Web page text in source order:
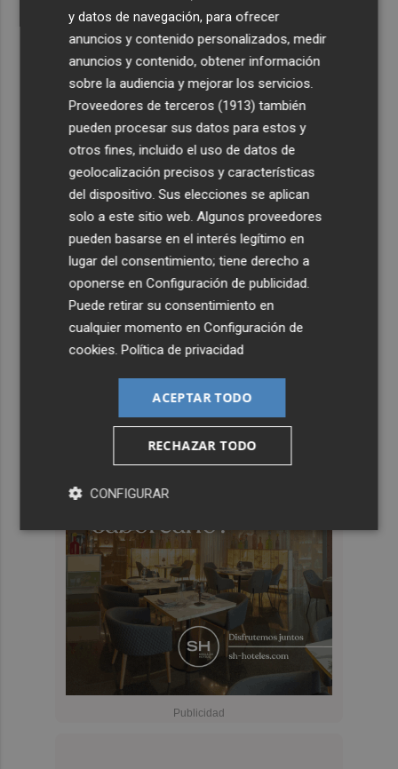
y datos de navegación, para ofrecer
anuncios y contenido personalizados, medir
anuncios y contenido, obtener información
sobre la audiencia y mejorar los servicios.
Proveedores de terceros (1913) también
pueden procesar sus datos para estos y
otros fines, incluido el uso de datos de
geolocalización precisos y características
del dispositivo. Sus elecciones se aplican
solo a este sitio web. Algunos proveedores
pueden basarse en el interés legítimo en
lugar del consentimiento; tiene derecho a
oponerse enConfiguración de publicidad
Puede retirar su consentimiento en
cualquier momento enConfiguración de
cookies .Política de privacidad
ACEPTAR TODO
RECHAZAR TODO
CONFIGURAR